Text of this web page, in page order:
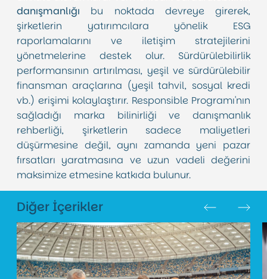
danışmanlığı bu noktada devreye girerek,
şirketlerin yatırımcılara yönelik ESG
raporlamalarını ve iletişim stratejilerini
yönetmelerine destek olur. Sürdürülebilirlik
performansının artırılması, yeşil ve sürdürülebilir
finansman araçlarına (yeşil tahvil, sosyal kredi
vb.) erişimi kolaylaştırır. Responsible Programı'nın
sağladığı marka bilinirliği ve danışmanlık
rehberliği, şirketlerin sadece maliyetleri
düşürmesine değil, aynı zamanda yeni pazar
fırsatları yaratmasına ve uzun vadeli değerini
maksimize etmesine katkıda bulunur.
Diğer İçerikler